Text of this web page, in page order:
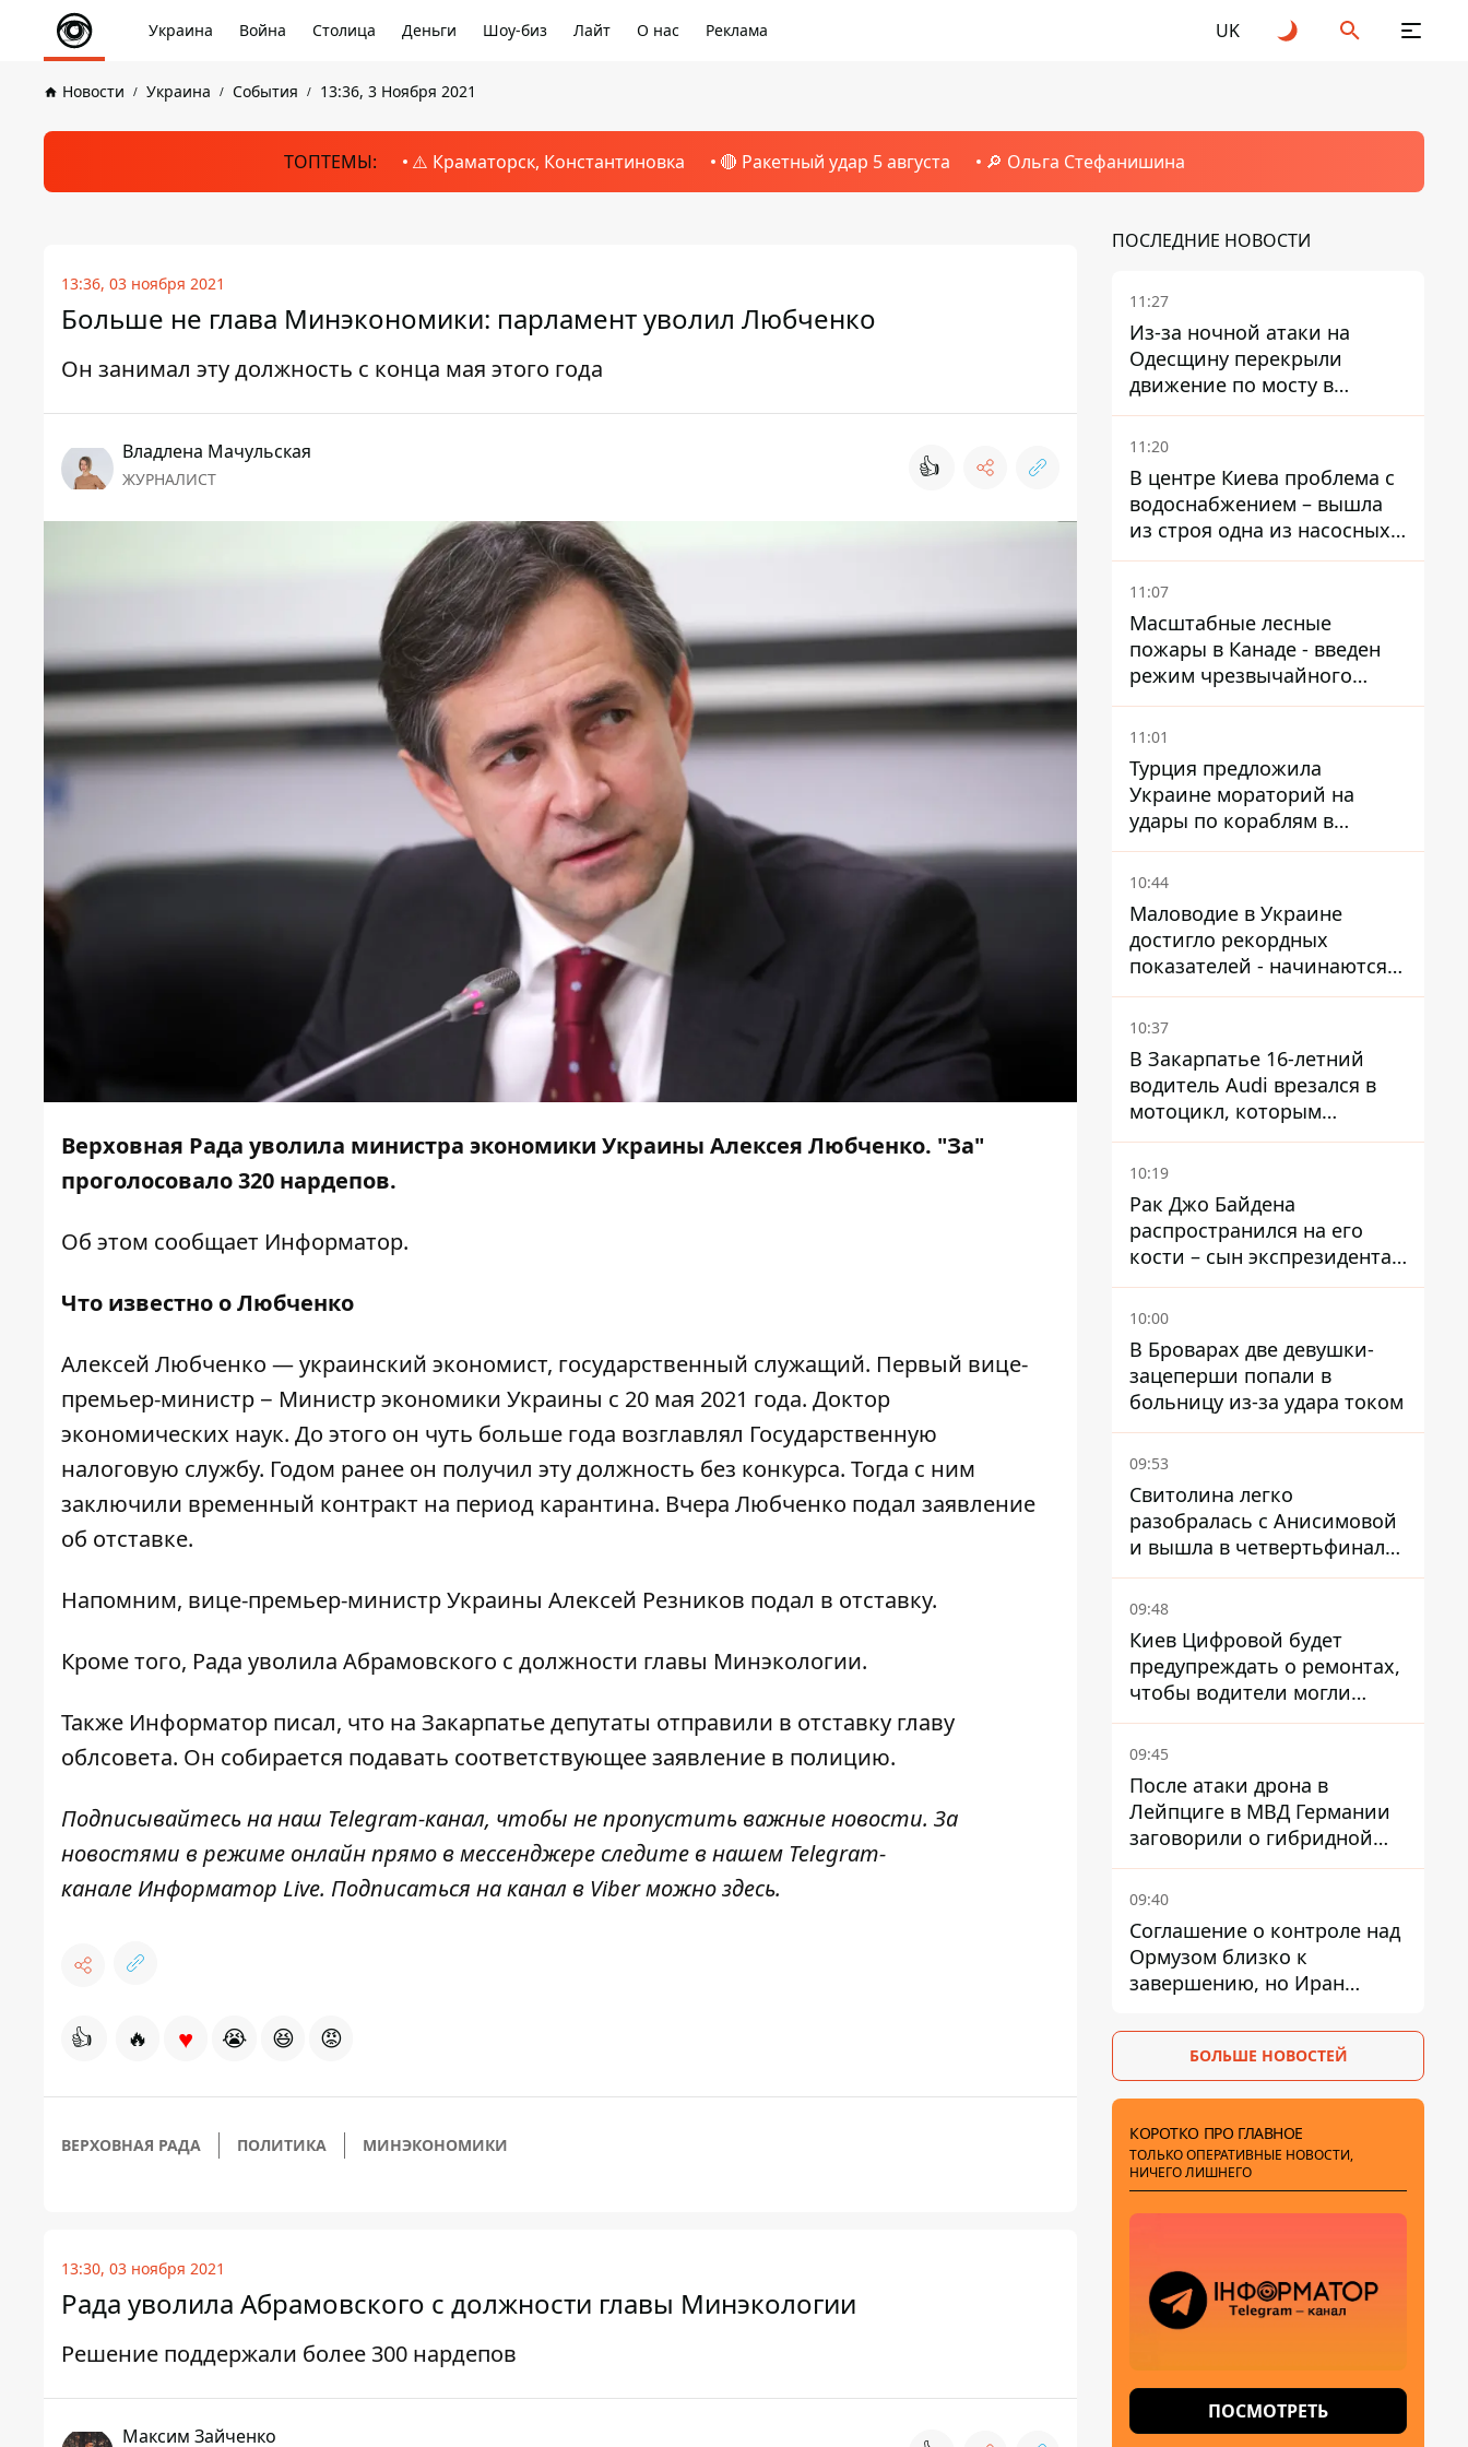
Украина Война Столица Деньги Шоу-биз Лайт О нас Реклама UK
Новости Украина События 13:36, 3 Ноября 2021
ТОПТЕМЫ: ⚠️ Краматорск, Константиновка 🔴 Ракетный удар 5 августа 🔎 Ольга Стефанишина
13:36, 03 ноября 2021
Больше не глава Минэкономики: парламент уволил Любченко
Он занимал эту должность с конца мая этого года
Владлена Мачульская
ЖУРНАЛИСТ 👍
Верховная Рада уволила министра экономики Украины Алексея Любченко. "За"
проголосовало 320 нардепов.
Об этом сообщает Информатор.
Что известно о Любченко
Алексей Любченко — украинский экономист, государственный служащий. Первый вице-
премьер-министр − Министр экономики Украины с 20 мая 2021 года. Доктор
экономических наук. До этого он чуть больше года возглавлял Государственную
налоговую службу. Годом ранее он получил эту должность без конкурса. Тогда с ним
заключили временный контракт на период карантина. Вчера Любченко подал заявление
об отставке.
Напомним, вице-премьер-министр Украины Алексей Резников подал в отставку.
Кроме того, Рада уволила Абрамовского с должности главы Минэкологии.
Также Информатор писал, что на Закарпатье депутаты отправили в отставку главу
облсовета. Он собирается подавать соответствующее заявление в полицию.
Подписывайтесь на наш Telegram-канал, чтобы не пропустить важные новости. За
новостями в режиме онлайн прямо в мессенджере следите в нашем Telegram-
канале Информатор Live. Подписаться на канал в Viber можноздесь.
👍 🔥 ♥ 😭 😆 😡
ВЕРХОВНАЯ РАДА ПОЛИТИКА МИНЭКОНОМИКИ
13:30, 03 ноября 2021
Рада уволила Абрамовского с должности главы Минэкологии
Решение поддержали более 300 нардепов
Максим Зайченко
ПОСЛЕДНИЕ НОВОСТИ
11:27
Из-за ночной атаки на
Одесщину перекрыли
движение по мосту в
Маяках - подробности от
ГНСУ
11:20
В центре Киева проблема с
водоснабжением – вышла
из строя одна из насосных
станций
11:07
Масштабные лесные
пожары в Канаде - введен
режим чрезвычайного
положения, выехали более
20 тысяч человек
11:01
Турция предложила
Украине мораторий на
удары по кораблям в
Черном море
10:44
Маловодие в Украине
достигло рекордных
показателей - начинаются
ограничения
водоснабжения
10:37
В Закарпатье 16-летний
водитель Audi врезался в
мотоцикл, которым
управлял 10-летний
мальчик
10:19
Рак Джо Байдена
распространился на его
кости – сын экспрезидента
США рассказал, что болезнь
отца прогрессирует
10:00
В Броварах две девушки-
зацеперши попали в
больницу из-за удара током
09:53
Свитолина легко
разобралась с Анисимовой
и вышла в четвертьфинал
турнира в Торонто
09:48
Киев Цифровой будет
предупреждать о ремонтах,
чтобы водители могли
избегать участков с
пробками
09:45
После атаки дрона в
Лейпциге в МВД Германии
заговорили о гибридной
войне – мы ежедневно цель
09:40
Соглашение о контроле над
Ормузом близко к
завершению, но Иран
требования – СМИ
раскрыли подробности
БОЛЬШЕ НОВОСТЕЙ
КОРОТКО ПРО ГЛАВНОЕ
ТОЛЬКО ОПЕРАТИВНЫЕ НОВОСТИ,
НИЧЕГО ЛИШНЕГО
ПОСМОТРЕТЬ